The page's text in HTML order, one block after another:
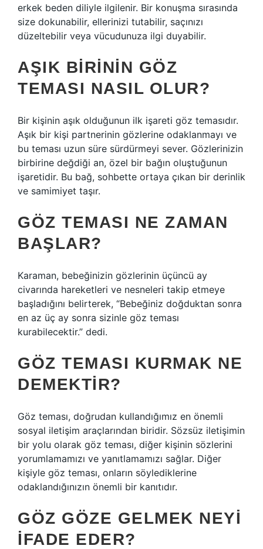
erkek beden diliyle ilgilenir. Bir konuşma sırasında
size dokunabilir, ellerinizi tutabilir, saçınızı
düzeltebilir veya vücudunuza ilgi duyabilir.
AŞIK BIRININ GÖZ
TEMASI NASIL OLUR?
Bir kişinin aşık olduğunun ilk işareti göz temasıdır.
Aşık bir kişi partnerinin gözlerine odaklanmayı ve
bu teması uzun süre sürdürmeyi sever. Gözlerinizin
birbirine değdiği an, özel bir bağın oluştuğunun
işaretidir. Bu bağ, sohbette ortaya çıkan bir derinlik
ve samimiyet taşır.
GÖZ TEMASI NE ZAMAN
BAŞLAR?
Karaman, bebeğinizin gözlerinin üçüncü ay
civarında hareketleri ve nesneleri takip etmeye
başladığını belirterek, “Bebeğiniz doğduktan sonra
en az üç ay sonra sizinle göz teması
kurabilecektir.” dedi.
GÖZ TEMASI KURMAK NE
DEMEKTIR?
Göz teması, doğrudan kullandığımız en önemli
sosyal iletişim araçlarından biridir. Sözsüz iletişimin
bir yolu olarak göz teması, diğer kişinin sözlerini
yorumlamamızı ve yanıtlamamızı sağlar. Diğer
kişiyle göz teması, onların söylediklerine
odaklandığınızın önemli bir kanıtıdır.
GÖZ GÖZE GELMEK NEYI
IFADE EDER?